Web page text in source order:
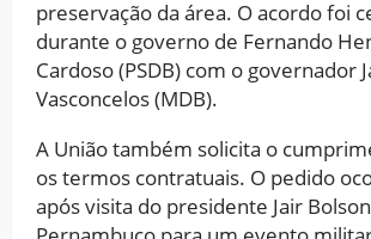
preservação da área. O acordo foi
durante o governo de Fernando
Cardoso (PSDB) com o governador
Vasconcelos (MDB).
A União também solicita o
os termos contratuais. O pedido
após visita do presidente Jair